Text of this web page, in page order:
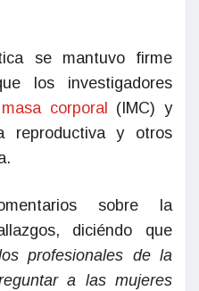
se mantuvo firme
los investigadores
corporal
(IMC) y
reproductiva y otros
sobre la
diciéndo que
profesionales de la
a las mujeres